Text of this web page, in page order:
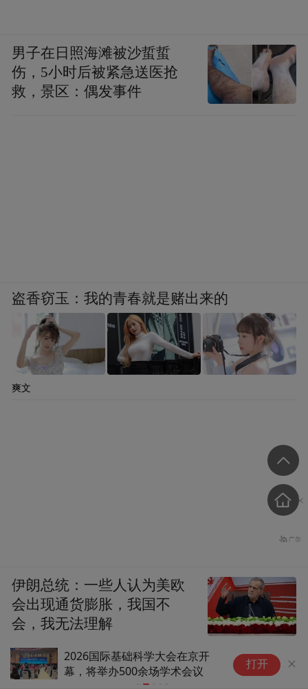
一河连山海，碧水入湾流：威海
乳山河的统筹之变|寻凉齐鲁 水
上海邮政：
暴雨红警调
打开
男子在日照海滩被沙蜇蜇
伤，5小时后被紧急送医抢
救，景区：偶发事件
盗香窃玉：我的青春就是赌出来的
爽文
伊朗总统：一些人认为美欧
会出现通货膨胀，我国不
会，我无法理解